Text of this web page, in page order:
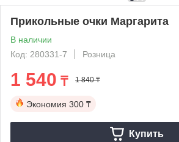
Прикольные очки Маргарита
В наличии
Код: 280331-7
Розница
1 540 ₸ 1 840 ₸
Экономия 300 ₸
Купить